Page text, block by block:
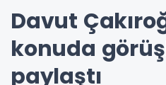
Davut
konuda
paylaştı